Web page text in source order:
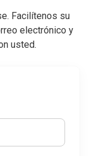
Facilítenos su
electrónico y
usted.